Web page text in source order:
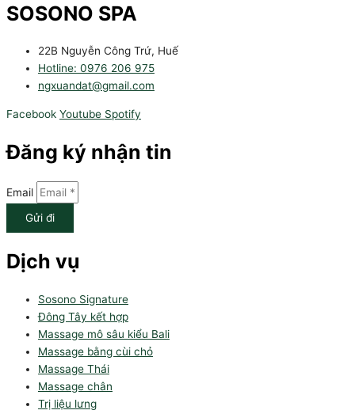
SOSONO SPA
22B Nguyễn Công Trứ, Huế
Hotline: 0976 206 975
ngxuandat@gmail.com
Facebook Youtube Spotify
Đăng ký nhận tin
Email
Gửi đi
Dịch vụ
Sosono Signature
Đông Tây kết hợp
Massage mô sâu kiểu Bali
Massage bằng cùi chỏ
Massage Thái
Massage chân
Trị liệu lưng